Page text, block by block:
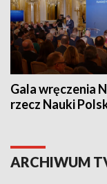
Gala wręczenia
rzecz Nauki
ARCHIWUM